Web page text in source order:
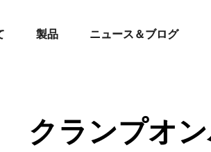
製品 ニュース＆ブログ
クランプオ